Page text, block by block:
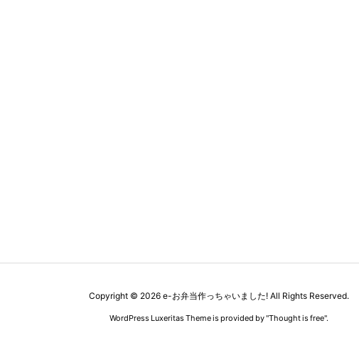
Copyright © 2026 e-お弁当作っちゃいました! All Rights Reserved.
WordPress Luxeritas Theme is provided by "Thought is free".